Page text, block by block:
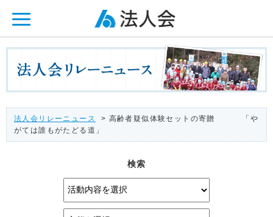
法人会リレーニュース
> 高齢者疑似体験セットの寄贈 「や
がては誰もがたどる道」
検索